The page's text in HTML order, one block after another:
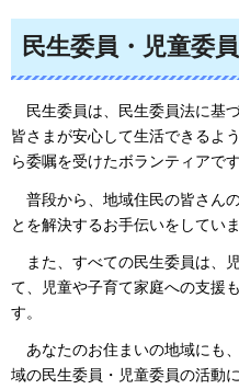
民生委員・児童委
民生委員は、民生委員法に基
皆さまが安心して生活できるよ
ら委嘱を受けたボランティアです
普段から、地域住民の皆さん
とを解決するお手伝いをしていま
また、 すべての民生委員は、
て、児童や子育て家庭への支援
す。
あなたのお住まいの地域にも
域の民生委員・児童委員の活動